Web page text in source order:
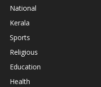
National
Kerala
Sports
Religious
Education
Health